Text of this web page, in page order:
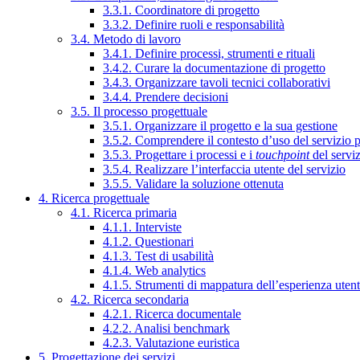
3.3.1. Coordinatore di progetto
3.3.2. Definire ruoli e responsabilità
3.4. Metodo di lavoro
3.4.1. Definire processi, strumenti e rituali
3.4.2. Curare la documentazione di progetto
3.4.3. Organizzare tavoli tecnici collaborativi
3.4.4. Prendere decisioni
3.5. Il processo progettuale
3.5.1. Organizzare il progetto e la sua gestione
3.5.2. Comprendere il contesto d’uso del servizio
3.5.3. Progettare i processi e i touchpointdel
3.5.4. Realizzare l’interfaccia utente del servizio
3.5.5. Validare la soluzione ottenuta
4. Ricerca progettuale
4.1. Ricerca primaria
4.1.1. Interviste
4.1.2. Questionari
4.1.3. Test di usabilità
4.1.4. Web analytics
4.1.5. Strumenti di mappatura dell’esperienza
4.2. Ricerca secondaria
4.2.1. Ricerca documentale
4.2.2. Analisi benchmark
4.2.3. Valutazione euristica
5. Progettazione dei servizi